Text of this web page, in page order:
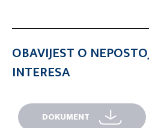
OBAVIJEST O
INTERESA
DOKUMENT